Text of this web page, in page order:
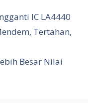
IC LA4440
Tertahan,
Besar Nilai